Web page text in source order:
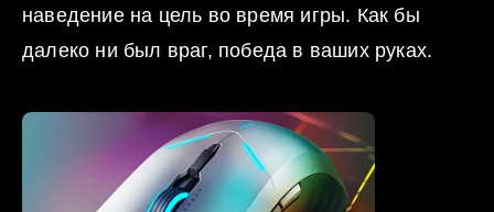
наведение на цель во время игры. Как бы
далеко ни был враг, победа в ваших руках.